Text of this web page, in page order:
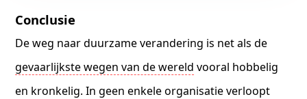
Conclusie
De weg naar duurzame verandering is net als de
gevaarlijkste wegen van de wereld vooral hobbelig
en kronkelig. In geen enkele organisatie verloopt